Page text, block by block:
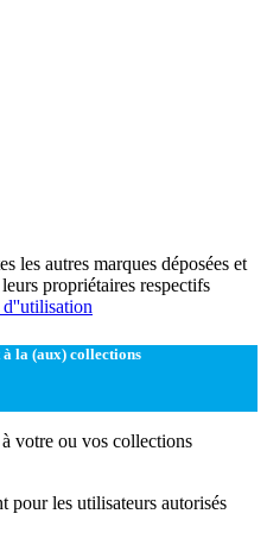
les autres marques déposées et
propriétaires respectifs
la (aux) collections
votre ou vos collections
pour les utilisateurs autorisés